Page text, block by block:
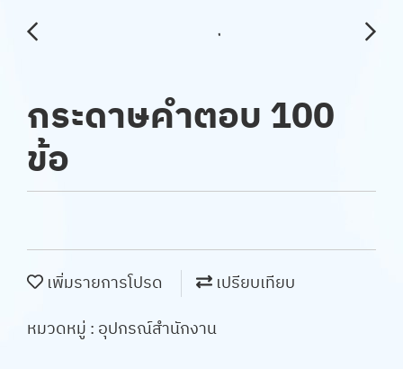
กระดาษคำตอบ 100
ข้อ
เพิ่มรายการโปรด
เปรียบเทียบ
หมวดหมู่ : อุปกรณ์สำนักงาน